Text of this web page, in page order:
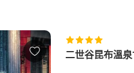
二世谷昆布溫